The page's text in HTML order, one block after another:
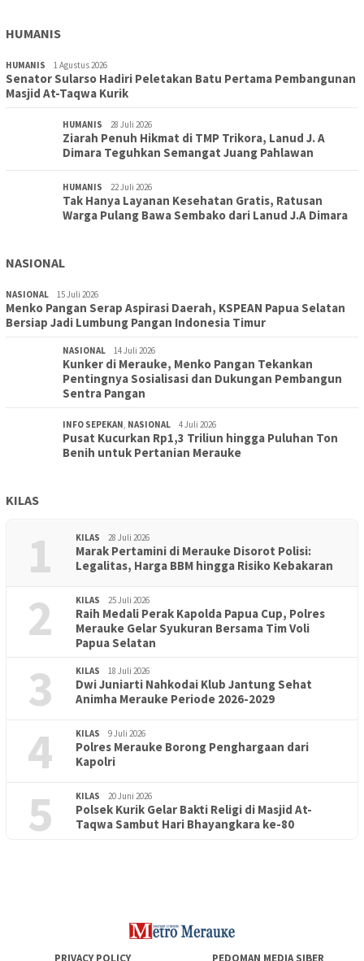
HUMANIS
HUMANIS 1 Agustus 2026
Senator Sularso Hadiri Peletakan Batu Pertama Pembangunan
Masjid At-Taqwa Kurik
HUMANIS 28 Juli 2026
Ziarah Penuh Hikmat di TMP Trikora, Lanud J. A
Dimara Teguhkan Semangat Juang Pahlawan
HUMANIS 22 Juli 2026
Tak Hanya Layanan Kesehatan Gratis, Ratusan
Warga Pulang Bawa Sembako dari Lanud J.A Dimara
NASIONAL
NASIONAL 15 Juli 2026
Menko Pangan Serap Aspirasi Daerah, KSPEAN Papua Selatan
Bersiap Jadi Lumbung Pangan Indonesia Timur
NASIONAL 14 Juli 2026
Kunker di Merauke, Menko Pangan Tekankan
Pentingnya Sosialisasi dan Dukungan Pembangun
Sentra Pangan
INFO SEPEKAN NASIONAL 4 Juli 2026
Pusat Kucurkan Rp1,3 Triliun hingga Puluhan Ton
Benih untuk Pertanian Merauke
KILAS
1 KILAS 28 Juli 2026
Marak Pertamini di Merauke Disorot Polisi:
Legalitas, Harga BBM hingga Risiko Kebakaran
2 KILAS 25 Juli 2026
Raih Medali Perak Kapolda Papua Cup, Polres
Merauke Gelar Syukuran Bersama Tim Voli
Papua Selatan
3 KILAS 18 Juli 2026
Dwi Juniarti Nahkodai Klub Jantung Sehat
Animha Merauke Periode 2026-2029
4 KILAS 9 Juli 2026
Polres Merauke Borong Penghargaan dari
Kapolri
5 KILAS 20 Juni 2026
Polsek Kurik Gelar Bakti Religi di Masjid At-
Taqwa Sambut Hari Bhayangkara ke-80
PENDIDIKAN 18 Juni 2026
Lepas Puluhan Peserta Didik, TK Yapis 2 Merauke Siapkan